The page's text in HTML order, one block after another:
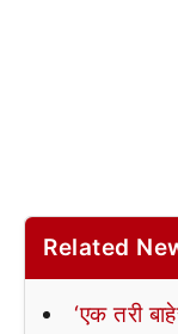
Related
‘एक तरी